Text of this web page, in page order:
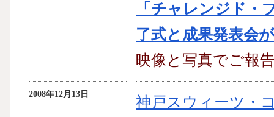
「チャレンジド・
了式と成果発表会
映像と写真でご報
2008年12月13日
神戸スウィーツ・